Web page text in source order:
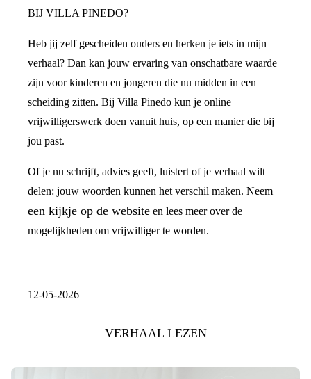
BIJ VILLA PINEDO?
Heb jij zelf gescheiden ouders en herken je iets in mijn
verhaal? Dan kan jouw ervaring van onschatbare waarde
zijn voor kinderen en jongeren die nu midden in een
scheiding zitten. Bij Villa Pinedo kun je online
vrijwilligerswerk doen vanuit huis, op een manier die bij
jou past.
Of je nu schrijft, advies geeft, luistert of je verhaal wilt
delen: jouw woorden kunnen het verschil maken. Neem
een kijkje op de website en lees meer over de
mogelijkheden om vrijwilliger te worden.
12-05-2026
VERHAAL LEZEN